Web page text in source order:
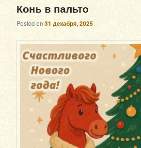
Конь в пальто
Posted on31 декабря, 2025